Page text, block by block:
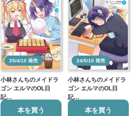
25/4/10 発売
小林さんちのメイドラ
ゴン エルマのOL日
記…
本を買う
24/5/10 発売
小林さんちのメイドラ
ゴン エルマのOL日
記…
本を買う